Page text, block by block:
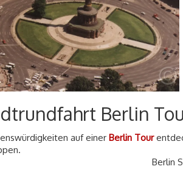
Berlin
auf einer Berlin Tour
Berlin